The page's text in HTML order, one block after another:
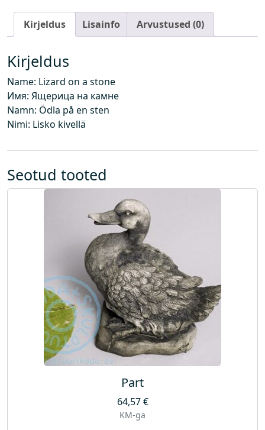
i
l
k
o
g
u
s
Kirjeldus Lisainfo Arvustused (0)
Kirjeldus
Name: Lizard on a stone
Имя: Ящерица на камне
Namn: Ödla på en sten
Nimi: Lisko kivellä
Seotud tooted
Part
64,57€
KM-ga